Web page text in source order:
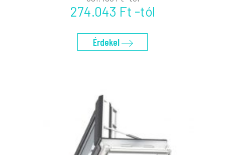
274.043 Ft -tól
Érdekel